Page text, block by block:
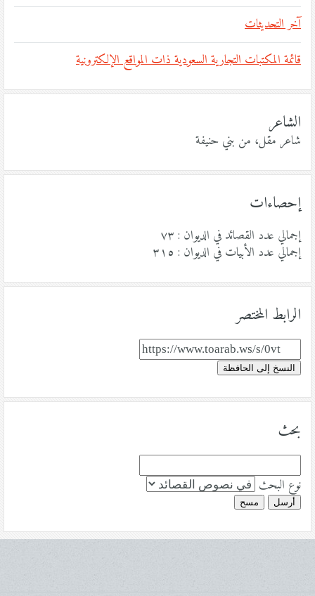
آخر التحديثات
قائمة المكتبات التجارية السعودية ذات المواقع الإلكترونية
الشاعر
شاعر مقل، من بني حنيفة
إحصاءات
إجمالي عدد القصائد في الديوان : ٧٣
إجمالي عدد الأبيات في الديوان : ٣١٥
الرابط المختصر
النسخ إلى الحافظة
بحث
نوع البحث
أرسل مسح